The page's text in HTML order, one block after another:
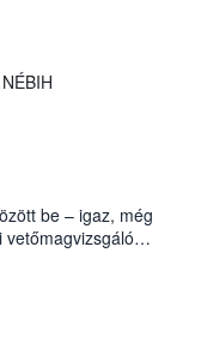
be – igaz, még
Győző által